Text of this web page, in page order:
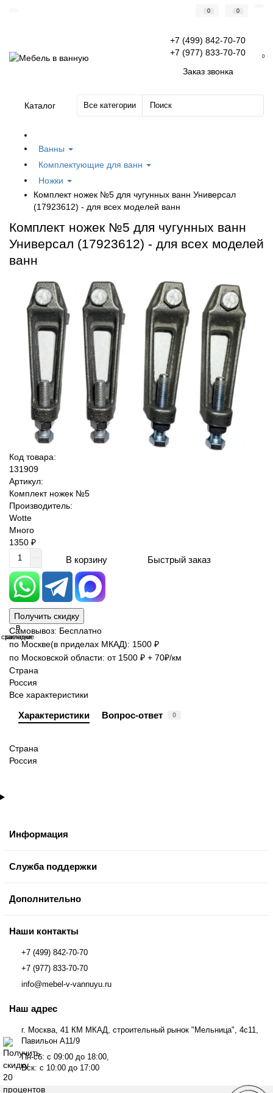
0 0
+7 (499) 842-70-70
+7 (977) 833-70-70
Заказ звонка
0
Каталог Все категории
Ванны
Комплектующие для ванн
Ножки
Комплект ножек №5 для чугунных ванн Универсал
(17923612) - для всех моделей ванн
Комплект ножек №5 для чугунных ванн
Универсал (17923612) - для всех моделей
ванн
Код товара:
131909
Артикул:
Комплект ножек №5
Производитель:
Wotte
Много
1350 ₽
В корзину Быстрый заказ
Получить скидку
В
закладки
В
сравнение
Самовывоз: Бесплатно
по Москве(в приделах МКАД): 1500 ₽
по Московской области: от 1500 ₽ + 70₽/км
Страна
Россия
Все характеристики
Характеристики Вопрос-ответ 0
Страна
Россия
Информация
Служба поддержки
Дополнительно
Наши контакты
+7 (499) 842-70-70
+7 (977) 833-70-70
info@mebel-v-vannuyu.ru
Наш адрес
г. Москва, 41 КМ МКАД, строительный рынок "Мельница", 4с11,
Павильон А11/9
Пн-сб: с 09:00 до 18:00,
Вск: с 10:00 до 17:00